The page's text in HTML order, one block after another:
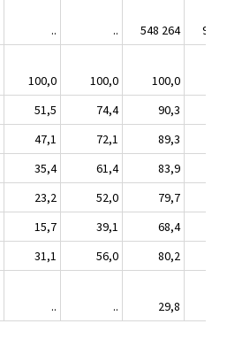
.. .. 548 264
931
100,0 100,0 100,0
51,5 74,4 90,3
47,1 72,1 89,3
35,4 61,4 83,9
23,2 52,0 79,7
15,7 39,1 68,4
31,1 56,0 80,2
.. .. 29,8